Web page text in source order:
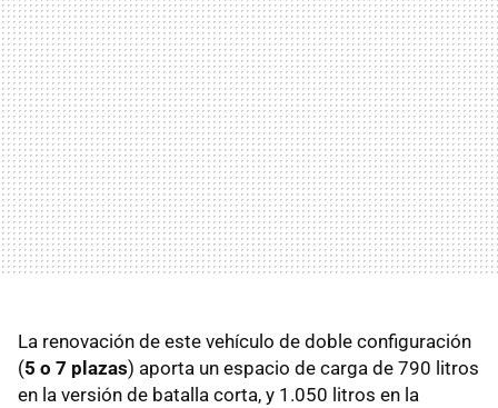
La renovación de este vehículo de doble configuración
(5 o 7 plazas) aporta un espacio de carga de 790 litros
en la versión de batalla corta, y 1.050 litros en la